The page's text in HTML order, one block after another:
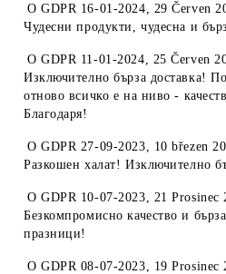
OGDPR 16-01-2024, 29 Červen
Чудесни продукти, чудесна и
OGDPR 11-01-2024, 25 Červen
Изключително бърза доставка!
отново всичко е на ниво -
Благодаря!
OGDPR 27-09-2023, 10 březen
Разкошен халат! Изключително
OGDPR 10-07-2023, 21 Prosinec
Безкомпромисно качество и
празници!
OGDPR 08-07-2023, 19 Prosinec